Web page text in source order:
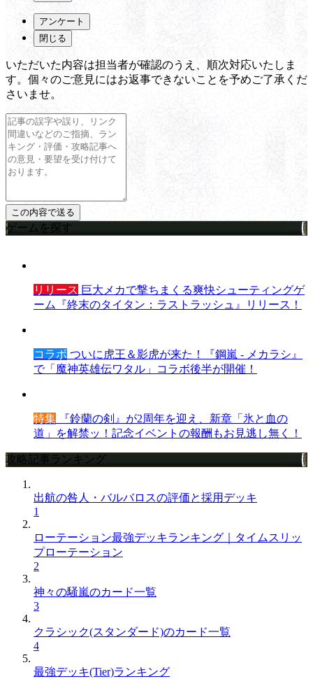
アンケート
閉じる
いただいた内容は担当者が確認のうえ、順次対応いたしま
す。個々のご意見にはお返事できないことを予めご了承くだ
さいませ。
ゲームを探す
リリース 巨大メカで撃ちまくる爽快シューティングゲ
ーム『終末のタイタン：ラストラッシュ』リリース！
コラボ ついに虎王＆影虎が来た！『鋼嵐 - メカラシ』
で「魔神英雄伝ワタル」コラボ後半が開催！
特集 『鈴蘭の剣』が2周年を迎え、新章「氷と血の
道」を解禁ッ！記念イベントの報酬もお見逃し無く！
攻略記事ランキング
出航の咎人・バルバロスの評価と採用デッキ
1
ローテーション最強デッキランキング｜タイムスリッ
プローテーション
2
神々の騒嵐のカード一覧
3
クラシック(スタンダード)のカード一覧
4
最強デッキ(Tier)ランキング